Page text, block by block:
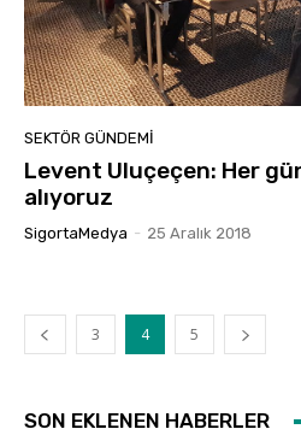
SEKTÖR GÜNDEMİ
Levent Uluçeçen: Her
alıyoruz
SigortaMedya - 25 Aralık 2018
3 4 5
SON EKLENEN HABERLER